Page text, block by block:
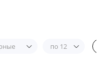
по 12